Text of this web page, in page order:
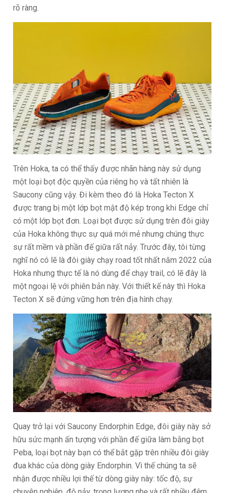
rõ ràng.
Trên Hoka, ta có thể thấy được nhãn hàng này sử dụng
một loại bọt độc quyền của riêng họ và tất nhiên là
Saucony cũng vậy. Đi kèm theo đó là Hoka Tecton X
được trang bị một lớp bọt mật độ kép trong khi Edge chỉ
có một lớp bọt đơn. Loại bọt được sử dụng trên đôi giày
của Hoka không thực sự quá mới mẻ nhưng chúng thực
sự rất mềm và phần đế giữa rất nảy. Trước đây, tôi từng
nghĩ nó có lẽ là đôi giày chạy road tốt nhất năm 2022 của
Hoka nhưng thực tế là nó dùng để chạy trail, có lẽ đây là
một ngoại lệ với phiên bản này. Với thiết kế này thì Hoka
Tecton X sẽ đứng vững hơn trên địa hình chạy.
Quay trở lại với Saucony Endorphin Edge, đôi giày này sở
hữu sức mạnh ấn tượng với phần đế giữa làm bằng bọt
Peba, loại bọt này bạn có thể bắt gặp trên nhiều đôi giày
đua khác của dòng giày Endorphin. Vì thế chúng ta sẽ
nhận được nhiều lợi thế từ dòng giày này: tốc độ, sự